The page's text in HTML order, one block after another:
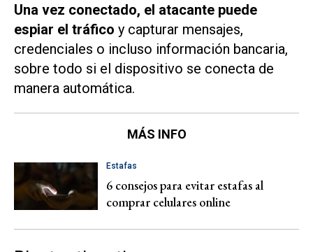
Una vez conectado, el atacante puede
espiar el tráfico y capturar mensajes,
credenciales o incluso información bancaria,
sobre todo si el dispositivo se conecta de
manera automática.
MÁS INFO
Estafas
6 consejos para evitar estafas al
comprar celulares online